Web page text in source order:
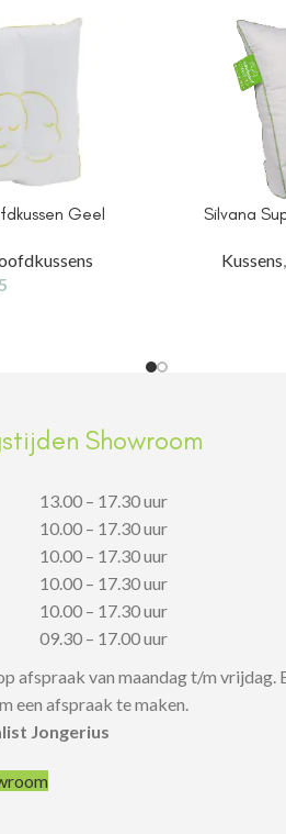
Geel Silvana
Kussens,
Showroom
13.00 – 17.30 uur
10.00 – 17.30 uur
10.00 – 17.30 uur
10.00 – 17.30 uur
10.00 – 17.30 uur
09.30 – 17.00 uur
afspraak van maandag t/m vrijdag.
een afspraak te maken.
Jongerius